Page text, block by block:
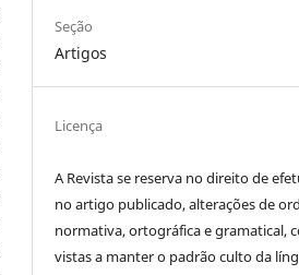
Seção
Artigos
Licença
A Revista se reserva no direito de
no artigo publicado, alterações de
normativa, ortográfica e gramatical,
vistas a manter o padrão culto da